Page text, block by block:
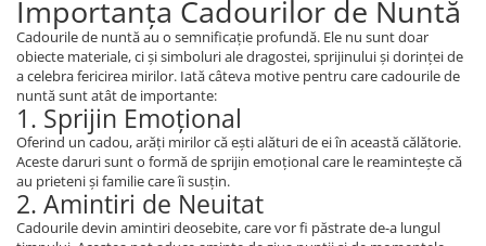
Importanța Cadourilor de Nuntă
Cadourile de nuntă au o semnificație profundă. Ele nu sunt doar
obiecte materiale, ci și simboluri ale dragostei, sprijinului și dorinței de
a celebra fericirea mirilor. Iată câteva motive pentru care cadourile de
nuntă sunt atât de importante:
1. Sprijin Emoțional
Oferind un cadou, arăți mirilor că ești alături de ei în această călătorie.
Aceste daruri sunt o formă de sprijin emoțional care le reamintește că
au prieteni și familie care îi susțin.
2. Amintiri de Neuitat
Cadourile devin amintiri deosebite, care vor fi păstrate de-a lungul